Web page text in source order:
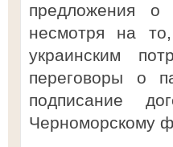
предложения о
несмотря на
украинским
переговоры о
подписание
Черноморскому